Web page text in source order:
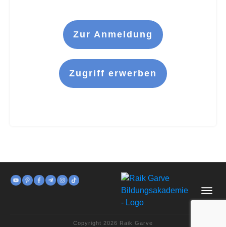
Zur Anmeldung
Zugriff erwerben
Copyright 2026 Raik Garve